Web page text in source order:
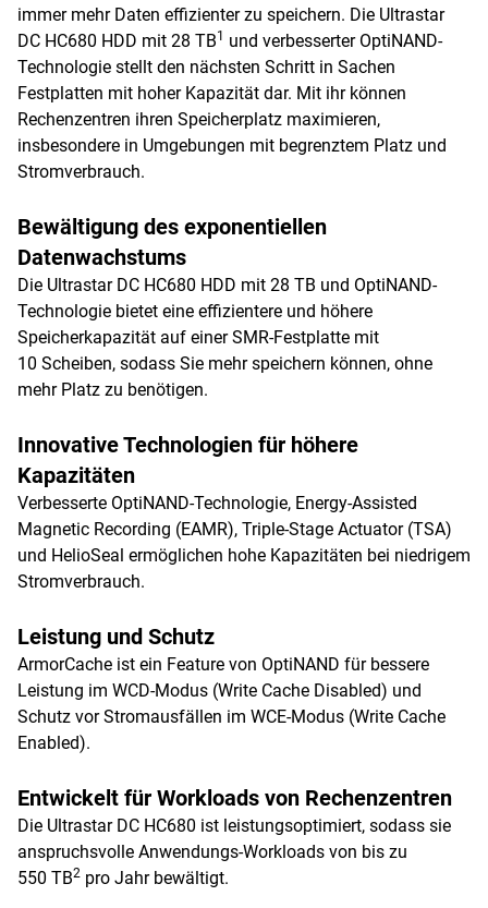
immer mehr Daten effizienter zu speichern. Die Ultrastar
DC HC680 HDD mit 28 TB1
und verbesserter OptiNAND-
Technologie stellt den nächsten Schritt in Sachen
Festplatten mit hoher Kapazität dar. Mit ihr können
Rechenzentren ihren Speicherplatz maximieren,
insbesondere in Umgebungen mit begrenztem Platz und
Stromverbrauch.
Bewältigung des exponentiellen
Datenwachstums
Die Ultrastar DC HC680 HDD mit 28 TB und OptiNAND-
Technologie bietet eine effizientere und höhere
Speicherkapazität auf einer SMR-Festplatte mit
10 Scheiben, sodass Sie mehr speichern können, ohne
mehr Platz zu benötigen.
Innovative Technologien für höhere
Kapazitäten
Verbesserte OptiNAND-Technologie, Energy-Assisted
Magnetic Recording (EAMR), Triple-Stage Actuator (TSA)
und HelioSeal ermöglichen hohe Kapazitäten bei niedrigem
Stromverbrauch.
Leistung und Schutz
ArmorCache ist ein Feature von OptiNAND für bessere
Leistung im WCD-Modus (Write Cache Disabled) und
Schutz vor Stromausfällen im WCE-Modus (Write Cache
Enabled).
Entwickelt für Workloads von Rechenzentren
Die Ultrastar DC HC680 ist leistungsoptimiert, sodass sie
anspruchsvolle Anwendungs-Workloads von bis zu
550 TB2 pro Jahr bewältigt.